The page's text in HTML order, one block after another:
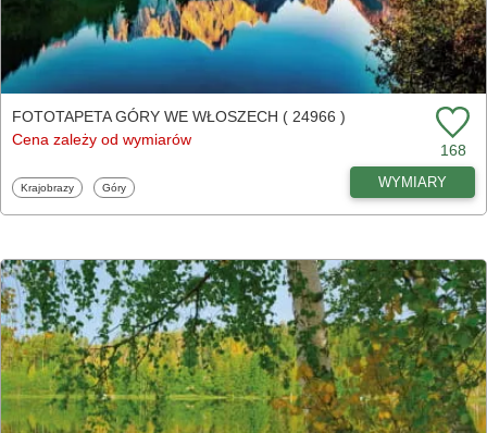
FOTOTAPETA GÓRY WE WŁOSZECH ( 24966 )
Cena zależy od wymiarów
168
Fototapety
Krajobrazy Fototapety
Góry WYMIARY